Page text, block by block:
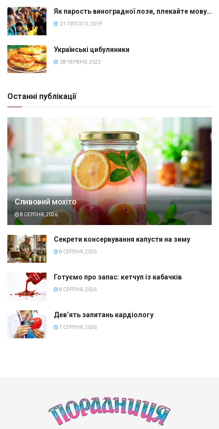
Як парость виноградної лози, плекайте мову…
21 ЛЮТОГО, 2019
Українські цибуляники
28 ЧЕРВНЯ, 2023
Останні публікації
Сливовий мохіто
8 СЕРПНЯ, 2026
Секрети консервування капусти на зиму
8 СЕРПНЯ, 2026
Готуємо про запас: кетчуп із кабачків
8 СЕРПНЯ, 2026
Дев’ять запитань кардіологу
7 СЕРПНЯ, 2026